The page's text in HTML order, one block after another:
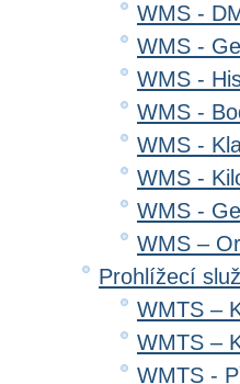
WMS -
WMS -
WMS -
WMS -
WMS -
WMS -
WMS -
WMS –
Prohlížecí
WMTS –
WMTS –
WMTS -